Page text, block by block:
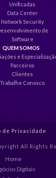
Unificadas
Data Center
Network Security
de
Software
QUEM SOMOS
e
Parceiros
Clientes
Trabalhe Conosco
de Privacidade
All Rights
Home
Digitais